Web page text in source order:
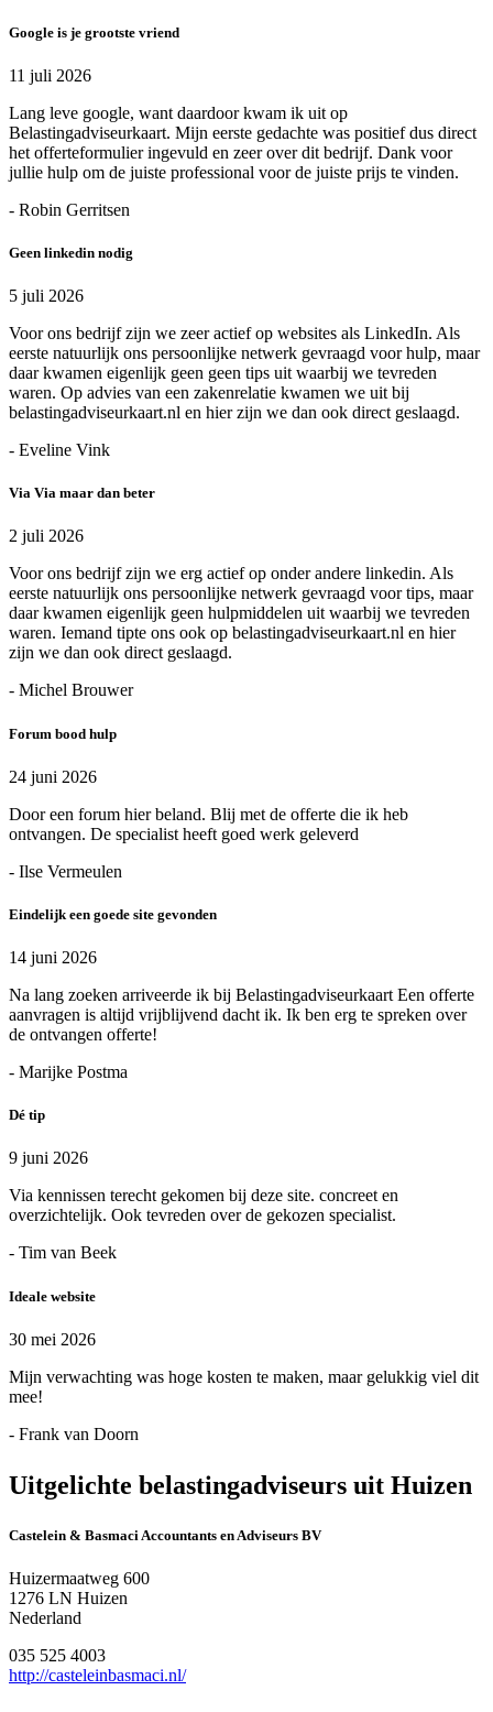
Google is je grootste vriend
11 juli 2026
Lang leve google, want daardoor kwam ik uit op
Belastingadviseurkaart. Mijn eerste gedachte was positief dus direct
het offerteformulier ingevuld en zeer over dit bedrijf. Dank voor
jullie hulp om de juiste professional voor de juiste prijs te vinden.
- Robin Gerritsen
Geen linkedin nodig
5 juli 2026
Voor ons bedrijf zijn we zeer actief op websites als LinkedIn. Als
eerste natuurlijk ons persoonlijke netwerk gevraagd voor hulp, maar
daar kwamen eigenlijk geen geen tips uit waarbij we tevreden
waren. Op advies van een zakenrelatie kwamen we uit bij
belastingadviseurkaart.nl en hier zijn we dan ook direct geslaagd.
- Eveline Vink
Via Via maar dan beter
2 juli 2026
Voor ons bedrijf zijn we erg actief op onder andere linkedin. Als
eerste natuurlijk ons persoonlijke netwerk gevraagd voor tips, maar
daar kwamen eigenlijk geen hulpmiddelen uit waarbij we tevreden
waren. Iemand tipte ons ook op belastingadviseurkaart.nl en hier
zijn we dan ook direct geslaagd.
- Michel Brouwer
Forum bood hulp
24 juni 2026
Door een forum hier beland. Blij met de offerte die ik heb
ontvangen. De specialist heeft goed werk geleverd
- Ilse Vermeulen
Eindelijk een goede site gevonden
14 juni 2026
Na lang zoeken arriveerde ik bij Belastingadviseurkaart Een offerte
aanvragen is altijd vrijblijvend dacht ik. Ik ben erg te spreken over
de ontvangen offerte!
- Marijke Postma
Dé tip
9 juni 2026
Via kennissen terecht gekomen bij deze site. concreet en
overzichtelijk. Ook tevreden over de gekozen specialist.
- Tim van Beek
Ideale website
30 mei 2026
Mijn verwachting was hoge kosten te maken, maar gelukkig viel dit
mee!
- Frank van Doorn
Uitgelichte belastingadviseurs uit Huizen
Castelein & Basmaci Accountants en Adviseurs BV
Huizermaatweg 600
1276 LN Huizen
Nederland
035 525 4003
http://casteleinbasmaci.nl/